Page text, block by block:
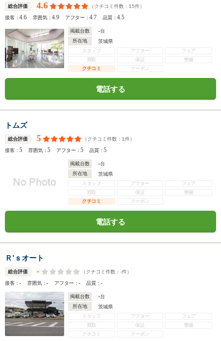
総合評価 4.6 （クチコミ件数： 15件）
接客：4.6 雰囲気：4.9 アフター：4.7 品質：4.5
掲載台数 -台
所在地
茨城県
スタッフ
アフター
フェア
買取
保証
整備
クチコミ
クーポン
電話する
トムズ
総合評価 5 （クチコミ件数： 1件）
接客：5 雰囲気：5 アフター：5 品質：5
掲載台数 -台
所在地
茨城県
スタッフ
アフター
フェア
買取
保証
整備
クチコミ
クーポン
電話する
Ｒ’ｓオート
総合評価 - （クチコミ件数： -件）
接客：- 雰囲気：- アフター：- 品質：-
掲載台数 -台
所在地
茨城県
スタッフ
アフター
フェア
買取
保証
整備
クチコミ
クーポン